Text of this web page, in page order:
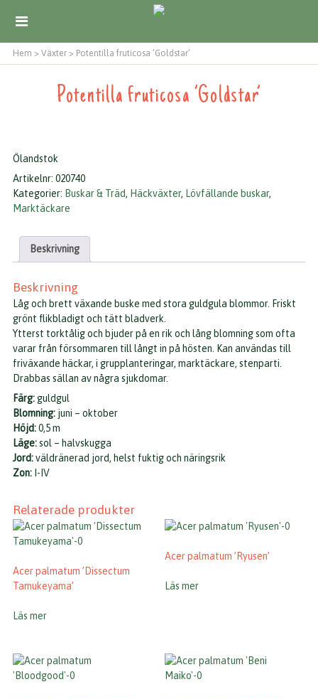
Hem > Växter > Potentilla fruticosa ’Goldstar’
Potentilla fruticosa ’Goldstar’
Ölandstok
Artikelnr: 020740
Kategorier: Buskar & Träd, Häckväxter, Lövfällande buskar,
Marktäckare
Beskrivning
Beskrivning
Låg och brett växande buske med stora guldgula blommor. Friskt
grönt flikbladigt och tätt bladverk.
Ytterst torktålig och bjuder på en rik och lång blomning som ofta
varar från försommaren till långt in på hösten. Kan användas till
friväxande häckar, i grupplanteringar, marktäckare, stenparti.
Drabbas sällan av några sjukdomar.
Färg:guldgul
Blomning: juni – oktober
Höjd:0,5 m
Läge:sol – halvskugga
Jord:väldränerad jord, helst fuktig och näringsrik
Zon: I-IV
Relaterade produkter
Acer palmatum ’Dissectum
Tamukeyama’
Läs mer
Acer palmatum ’Ryusen’
Läs mer